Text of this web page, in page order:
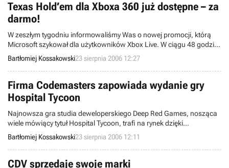
Texas Hold’em dla Xboxa 360 już dostępne – za
darmo!
W zeszłym tygodniu informowaliśmy Was o nowej promocji, którą
Microsoft szykował dla użytkowników Xbox Live. W ciągu 48 godzin
od premiery, gra Texas Hold’em miała być dostępna do pobrania za
darmo.
Bartłomiej Kossakowski23 sierpnia 2006 12:27
Firma Codemasters zapowiada wydanie gry
Hospital Tycoon
Najnowsza gra studia deweloperskiego Deep Red Games, nosząca
wiele mówiący tytuł Hospital Tycoon, trafi na rynek dzięki
Codemasters. Firma, znana między innymi dzięki takim seriom jak
TOCA, Micro Machines czy Colin McRae Rally, właśnie podała do
wiadomości, że będzie wydawcą tego ciekawie zapowiadającego
się tytułu.
Bartłomiej Kossakowski23 sierpnia 2006 12:11
CDV sprzedaje swoje marki